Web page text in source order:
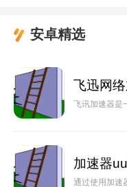
安卓精选
飞迅网
飞讯加速器是
加速器
通过使用加速